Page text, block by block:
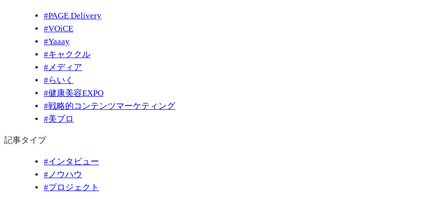
#PAGE Delivery
#VOiCE
#Yaaay
#キャククル
#メディア
#らいく
#健康美容EXPO
#戦略的コンテンツマーケティング
#美プロ
記事タイプ
#インタビュー
# ノウハウ
#プロジェクト